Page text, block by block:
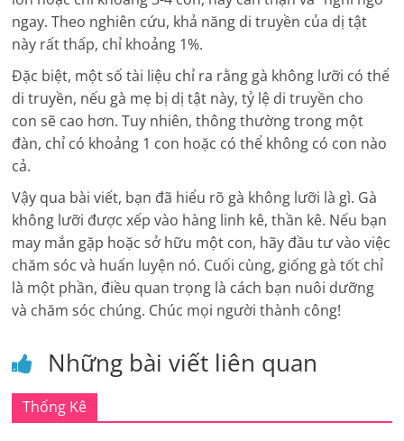
ngay. Theo nghiên cứu, khả năng di truyền của dị tật
này rất thấp, chỉ khoảng 1%.
Đặc biệt, một số tài liệu chỉ ra rằng gà không lưỡi có thể
di truyền, nếu gà mẹ bị dị tật này, tỷ lệ di truyền cho
con sẽ cao hơn. Tuy nhiên, thông thường trong một
đàn, chỉ có khoảng 1 con hoặc có thể không có con nào
cả.
Vậy qua bài viết, bạn đã hiểu rõ gà không lưỡi là gì. Gà
không lưỡi được xếp vào hàng linh kê, thần kê. Nếu bạn
may mắn gặp hoặc sở hữu một con, hãy đầu tư vào việc
chăm sóc và huấn luyện nó. Cuối cùng, giống gà tốt chỉ
là một phần, điều quan trọng là cách bạn nuôi dưỡng
và chăm sóc chúng. Chúc mọi người thành công!
Những bài viết liên quan
Thống Kê